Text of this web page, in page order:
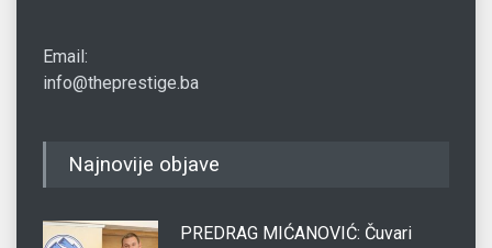
Email:
info@theprestige.ba
Najnovije objave
PREDRAG MIĆANOVIĆ: Čuvari